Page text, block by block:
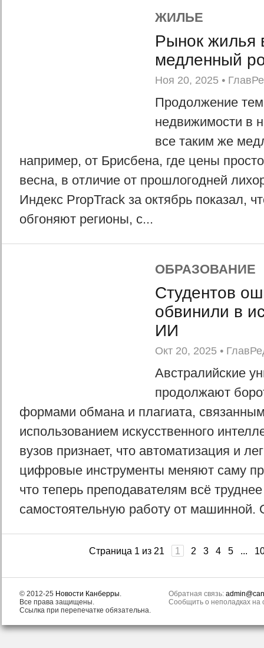
ЖИЛЬЕ
Рынок жилья
медленный
Ноя 20, 2025 •
Продолжение
недвижимости в
все таким же
например, от Брисбена, где цены
весна, в отличие от прошлогодней
Индекс PropTrack за октябрь показал,
обгоняют регионы, с...
ОБРАЗОВАНИЕ
Студентов
обвинили в
ИИ
Окт 20, 2025 •
Австралийские
продолжают
формами обмана и плагиата,
использованием искусственного
вузов признает, что автоматизация и
цифровые инструменты меняют саму
что теперь преподавателям всё
самостоятельную работу от машинной.
Страница 1 из 21 1 2 3 4 5 ...
© 2012-25 Новости Канберры.
Все права защищены.
Ссылка при перепечатке обязательна.
Обратная связь:
Сообщить о неполадках на